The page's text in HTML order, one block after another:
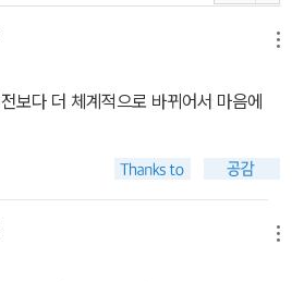
보다 더 체계적으로 바뀌어서 마음에